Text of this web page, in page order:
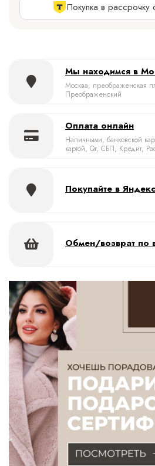
Покупка в
Мы находимся в
Москва, преображенская
Преображенский
Оплата онлайн
Наличными, банковской
картой, Qr, СБП, Кредит,
Покупайте в
Обмен/возврат по